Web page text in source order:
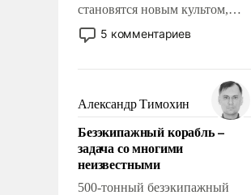
становятся новым культом,
постепенно вытесняя и
отменяя традиционное
мужественным и твердым под
ударами судьбы, брать на себя
ответственность, помогать
слабым, идти вперед и
адаптироваться.
5 комментариев
Александр Тимохин
Безэкипажный корабль –
задача со многими
неизвестными
500-тонный безэкипажный